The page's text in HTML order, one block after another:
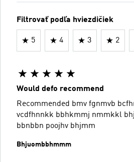
Filtrovať podľa hviezdičiek
5 4 3 2
Would defo recommend
Recommended bmv fgnmvb
vcdfhnnkk bbhkmmj nmmkkl
bbnbbn poojhv bhjmm
Bhjuombbhmmm